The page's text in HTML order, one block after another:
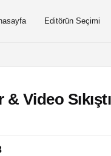
Editörün Seçimi
Video